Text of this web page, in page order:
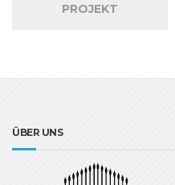
PROJEKT
ÜBER UNS